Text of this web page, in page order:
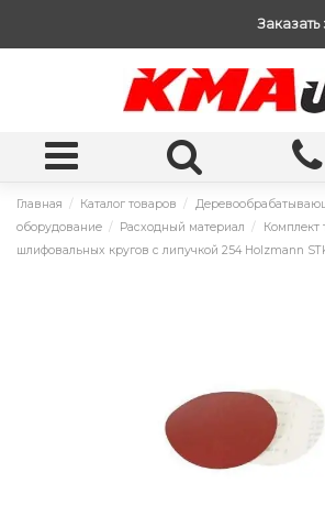
Главная Каталог товаров
оборудование
Расходный материал
Комплект
шлифовальных кругов с липучкой 254 Holzmann